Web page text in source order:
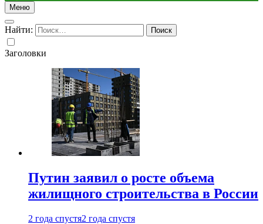
Меню
Найти:
Заголовки
Путин заявил о росте объема
жилищного строительства в России
2 года спустя2 года спустя